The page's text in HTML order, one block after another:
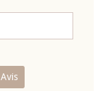
Avis